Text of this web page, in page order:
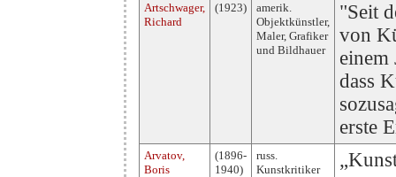
Artschwager,
Richard
(1923)
amerik.
Objektkünstler,
Maler, Grafiker
und Bildhauer
"Seit
von
dass
erste
Arvatov,
Boris
(1896-
1940)
russ.
Kunstkritiker